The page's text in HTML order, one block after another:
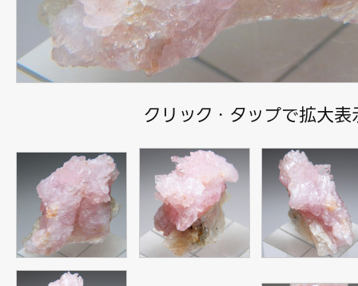
クリック・タップで拡大表